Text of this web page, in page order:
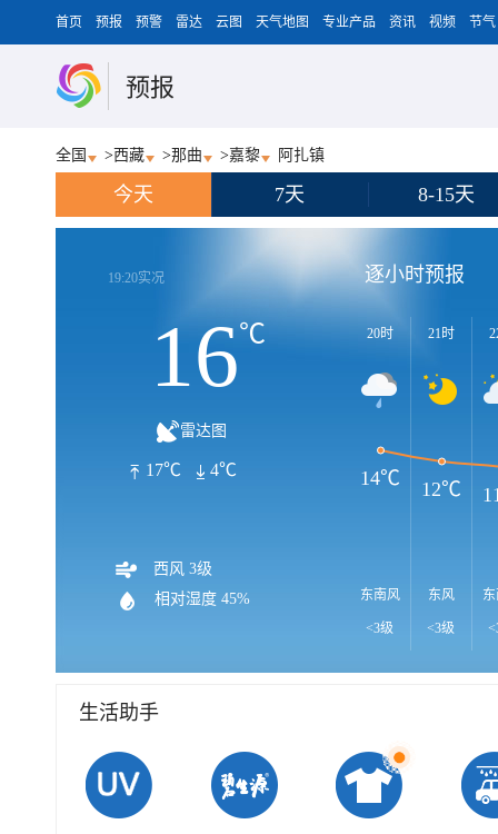
首页 预报 预警 雷达 云图 天气地图 专业产品 资讯 视频 节气
预报
全国 >西藏 >那曲 >嘉黎 阿扎镇
今天 7天 8-15天
19:20实况
16℃
雷达图
17℃ 4℃
西风 3级
相对湿度 45%
逐小时预报
20时
东南风
<3级
21时
东风
<3级
14℃ 12℃
生活助手